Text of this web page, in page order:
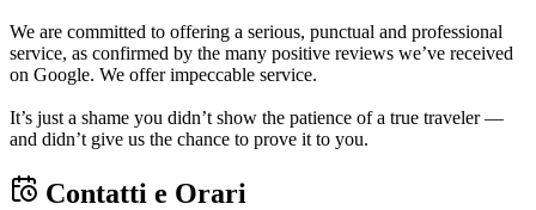
We are committed to offering a serious, punctual and professional
service, as confirmed by the many positive reviews we’ve received
on Google. We offer impeccable service.
It’s just a shame you didn’t show the patience of a true traveler —
and didn’t give us the chance to prove it to you.
Contatti e Orari